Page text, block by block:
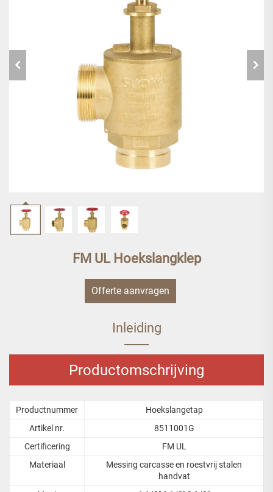
FM UL Hoekslangklep
Offerte aanvragen
Inleiding
Productomschrijving
Productnummer
Hoekslangetap
Artikel nr.
8511001G
Certificering
FM UL
Materiaal
Messing carcasse en roestvrij stalen
handvat